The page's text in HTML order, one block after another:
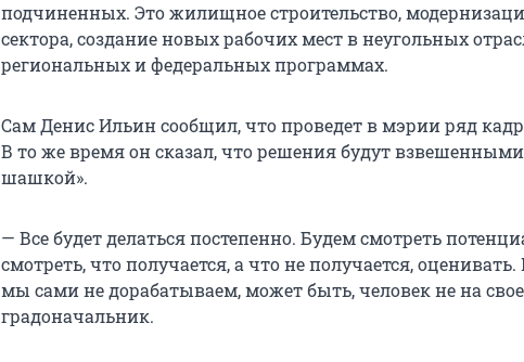
подчиненных. Это жилищное строительство,
сектора, создание новых рабочих мест в неугольных
региональных и федеральных программах.
Сам Денис Ильин сообщил, что проведет в мэрии ряд
В то же время он сказал, что решения будут
шашкой».
— Все будет делаться постепенно. Будем смотреть
смотреть, что получается, а что не получается,
мы сами не дорабатываем, может быть, человек не на
градоначальник.